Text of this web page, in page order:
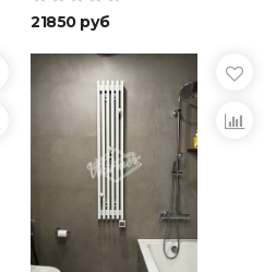
21850 руб